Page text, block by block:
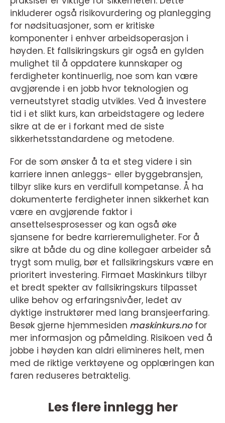
inkluderer også risikovurdering og planlegging
for nødsituasjoner, som er kritiske
komponenter i enhver arbeidsoperasjon i
høyden. Et fallsikringskurs gir også en gylden
mulighet til å oppdatere kunnskaper og
ferdigheter kontinuerlig, noe som kan være
avgjørende i en jobb hvor teknologien og
verneutstyret stadig utvikles. Ved å investere
tid i et slikt kurs, kan arbeidstagere og ledere
sikre at de er i forkant med de siste
sikkerhetsstandardene og metodene.
For de som ønsker å ta et steg videre i sin
karriere innen anleggs- eller byggebransjen,
tilbyr slike kurs en verdifull kompetanse. Å ha
dokumenterte ferdigheter innen sikkerhet kan
være en avgjørende faktor i
ansettelsesprosesser og kan også øke
sjansene for bedre karrieremuligheter. For å
sikre at både du og dine kollegaer arbeider så
trygt som mulig, bør et fallsikringskurs være en
prioritert investering. Firmaet Maskinkurs tilbyr
et bredt spekter av fallsikringskurs tilpasset
ulike behov og erfaringsnivåer, ledet av
dyktige instruktører med lang bransjeerfaring.
Besøk gjerne hjemmesiden maskinkurs.nofor
mer informasjon og påmelding. Risikoen ved å
jobbe i høyden kan aldri elimineres helt, men
med de riktige verktøyene og opplæringen kan
faren reduseres betraktelig.
Les flere innlegg her